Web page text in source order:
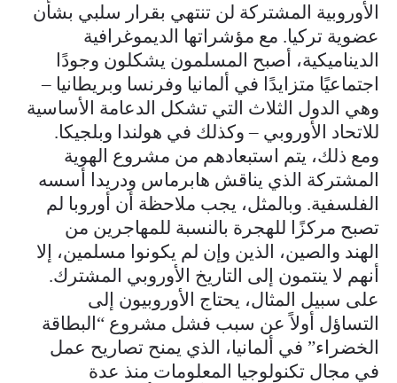
الأوروبية المشتركة لن تنتهي بقرار سلبي بشأن
عضوية تركيا. مع مؤشراتها الديموغرافية
الديناميكية، أصبح المسلمون يشكلون وجودًا
اجتماعيًا متزايدًا في ألمانيا وفرنسا وبريطانيا –
وهي الدول الثلاث التي تشكل الدعامة الأساسية
للاتحاد الأوروبي – وكذلك في هولندا وبلجيكا.
ومع ذلك، يتم استبعادهم من مشروع الهوية
المشتركة الذي يناقش هابرماس ودريدا أسسه
الفلسفية. وبالمثل، يجب ملاحظة أن أوروبا لم
تصبح مركزًا للهجرة بالنسبة للمهاجرين من
الهند والصين، الذين وإن لم يكونوا مسلمين، إلا
أنهم لا ينتمون إلى التاريخ الأوروبي المشترك.
على سبيل المثال، يحتاج الأوروبيون إلى
التساؤل أولاً عن سبب فشل مشروع “البطاقة
الخضراء” في ألمانيا، الذي يمنح تصاريح عمل
في مجال تكنولوجيا المعلومات منذ عدة